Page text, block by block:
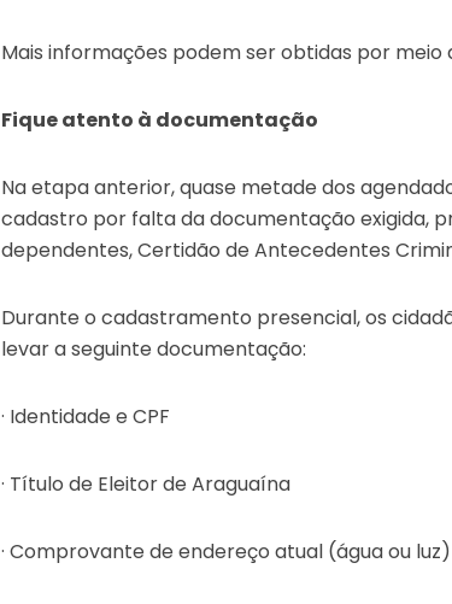
Mais informações podem ser obtidas por meio
Fique atento à documentação
Na etapa anterior, quase metade dos
cadastro por falta da documentação exigida,
dependentes, Certidão de Antecedentes
Durante o cadastramento presencial, os
levar a seguinte documentação:
· Identidade e CPF
· Título de Eleitor de Araguaína
· Comprovante de endereço atual (água ou